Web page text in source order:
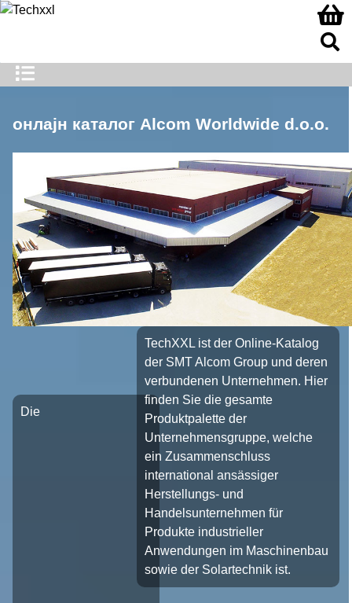
онлајн каталог Alcom Worldwide d.o.o.
TechXXL ist der Online-Katalog
der SMT Alcom Group und deren
verbundenen Unternehmen. Hier
finden Sie die gesamte
Produktpalette der
Unternehmensgruppe, welche
ein Zusammenschluss
international ansässiger
Herstellungs- und
Handelsunternehmen für
Produkte industrieller
Anwendungen im Maschinenbau
sowie der Solartechnik ist.
Die